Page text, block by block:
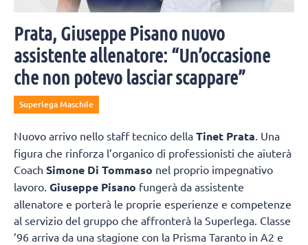
Prata, Giuseppe Pisano nuovo
assistente allenatore: “Un’occasione
che non potevo lasciar scappare”
Superlega Maschile
Nuovo arrivo nello staff tecnico della Tinet Prata . Una
figura che rinforza l’organico di professionisti che aiuterà
Coach Simone Di Tommaso nel proprio impegnativo
lavoro. Giuseppe Pisano fungerà da assistente
allenatore e porterà le proprie esperienze e competenze
al servizio del gruppo che affronterà la Superlega. Classe
’96 arriva da una stagione con la Prisma Taranto in A2 e